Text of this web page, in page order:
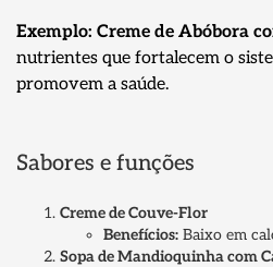
Exemplo: Creme de Abóbora
nutrientes que fortalecem o
promovem a saúde.
Sabores e funções
Creme de Couve-Flor
Benefícios: Baixo em
Sopa de Mandioquinha com